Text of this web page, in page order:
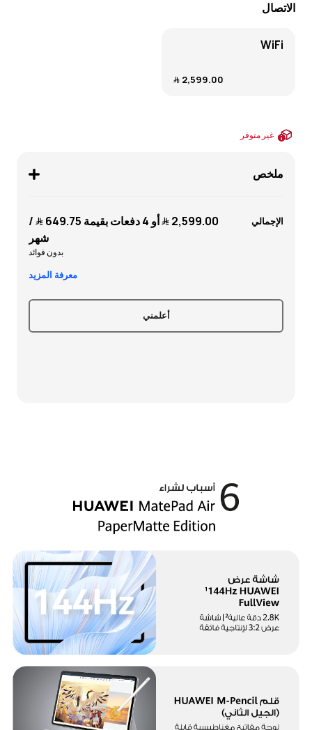
الاتصال
WiFi
2,599.00 ﷼
غير متوفر
ملخص
الإجمالي 2,599.00 ﷼ أو 4 دفعات بقيمة 649.75 ﷼
/
شهر
بدون فوائد
معرفة المزيد
أعلمني